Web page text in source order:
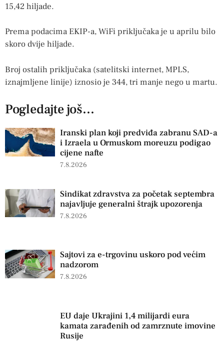
15,42 hiljade.
Prema podacima EKIP-a, WiFi priključaka je u aprilu bilo
skoro dvije hiljade.
Broj ostalih priključaka (satelitski internet, MPLS,
iznajmljene linije) iznosio je 344, tri manje nego u martu.
Pogledajte još...
Iranski plan koji predviđa zabranu SAD-a
i Izraela u Ormuskom moreuzu podigao
cijene nafte
7.8.2026
Sindikat zdravstva za početak septembra
najavljuje generalni štrajk upozorenja
7.8.2026
Sajtovi za e-trgovinu uskoro pod većim
nadzorom
7.8.2026
EU daje Ukrajini 1,4 milijardi eura
kamata zarađenih od zamrznute imovine
Rusije